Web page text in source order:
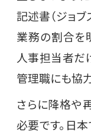
記述書（ジョ
業務の割合を
人事担当者だ
管理職にも協
さらに降格や
必要です。日